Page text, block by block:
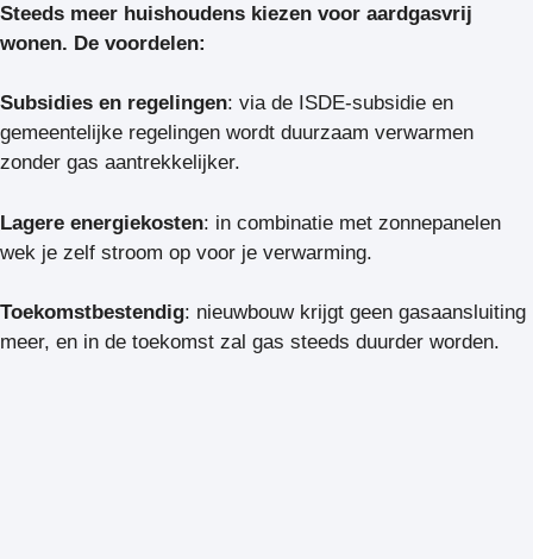
Steeds meer huishoudens kiezen voor aardgasvrij
wonen. De voordelen:
Subsidies en regelingen: via de ISDE-subsidie en
gemeentelijke regelingen wordt duurzaam verwarmen
zonder gas aantrekkelijker.
Lagere energiekosten: in combinatie met zonnepanelen
wek je zelf stroom op voor je verwarming.
Toekomstbestendig: nieuwbouw krijgt geen gasaansluiting
meer, en in de toekomst zal gas steeds duurder worden.